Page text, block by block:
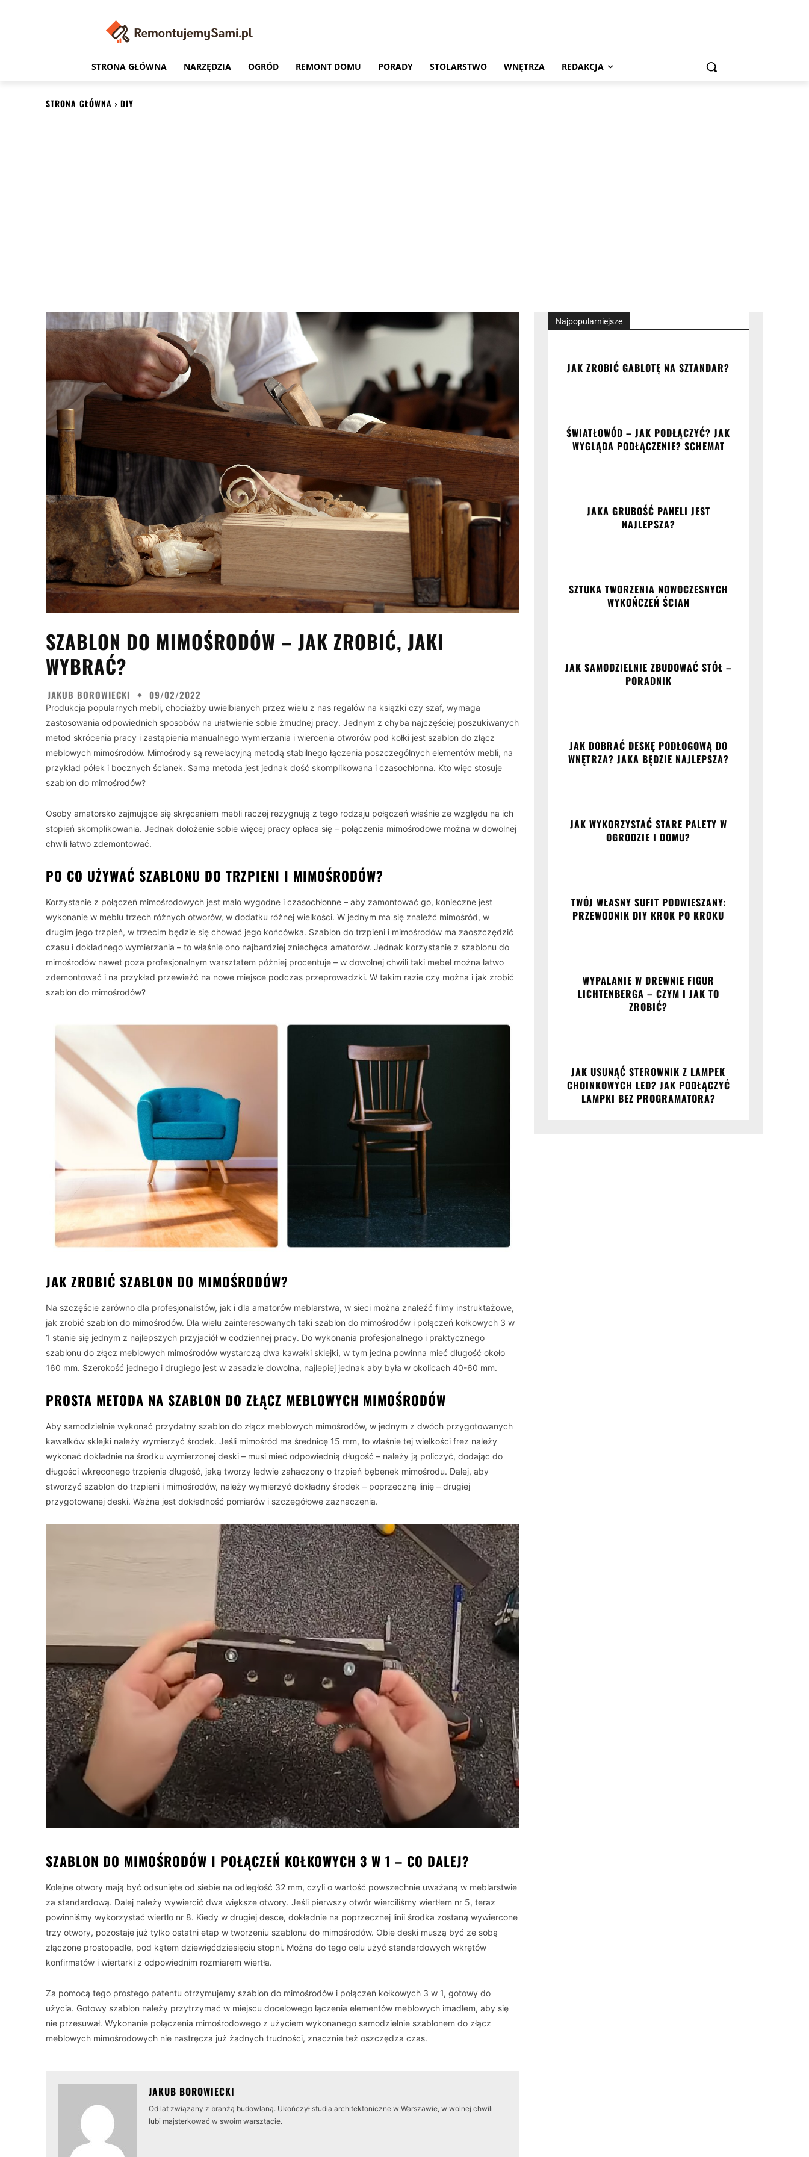
STRONA GŁÓWNA NARZĘDZIA OGRÓD REMONT DOMU PORADY STOLARSTWO WNĘTRZA REDAKCJA
STRONA GŁÓWNA DIY
SZABLON DO MIMOŚRODÓW – JAK ZROBIĆ, JAKI
WYBRAĆ?
JAKUB BOROWIECKI 09/02/2022
Produkcja popularnych mebli, chociażby uwielbianych przez wielu z nas regałów na książki czy szaf, wymaga
zastosowania odpowiednich sposobów na ułatwienie sobie żmudnej pracy. Jednym z chyba najczęściej poszukiwanych
metod skrócenia pracy i zastąpienia manualnego wymierzania i wiercenia otworów pod kołki jest szablon do złącz
meblowych mimośrodów. Mimośrody są rewelacyjną metodą stabilnego łączenia poszczególnych elementów mebli, na
przykład półek i bocznych ścianek. Sama metoda jest jednak dość skomplikowana i czasochłonna. Kto więc stosuje
szablon do mimośrodów?
Osoby amatorsko zajmujące się skręcaniem mebli raczej rezygnują z tego rodzaju połączeń właśnie ze względu na ich
stopień skomplikowania. Jednak dołożenie sobie więcej pracy opłaca się – połączenia mimośrodowe można w dowolnej
chwili łatwo zdemontować.
PO CO UŻYWAĆ SZABLONU DO TRZPIENI I MIMOŚRODÓW?
Korzystanie z połączeń mimośrodowych jest mało wygodne i czasochłonne – aby zamontować go, konieczne jest
wykonanie w meblu trzech różnych otworów, w dodatku różnej wielkości. W jednym ma się znaleźć mimośród, w
drugim jego trzpień, w trzecim będzie się chować jego końcówka. Szablon do trzpieni i mimośrodów ma zaoszczędzić
czasu i dokładnego wymierzania – to właśnie ono najbardziej zniechęca amatorów. Jednak korzystanie z szablonu do
mimośrodów nawet poza profesjonalnym warsztatem później procentuje – w dowolnej chwili taki mebel można łatwo
zdemontować i na przykład przewieźć na nowe miejsce podczas przeprowadzki. W takim razie czy można i jak zrobić
szablon do mimośrodów?
JAK ZROBIĆ SZABLON DO MIMOŚRODÓW?
Na szczęście zarówno dla profesjonalistów, jak i dla amatorów meblarstwa, w sieci można znaleźć filmy instruktażowe,
jak zrobić szablon do mimośrodów. Dla wielu zainteresowanych taki szablon do mimośrodów i połączeń kołkowych 3 w
1 stanie się jednym z najlepszych przyjaciół w codziennej pracy. Do wykonania profesjonalnego i praktycznego
szablonu do złącz meblowych mimośrodów wystarczą dwa kawałki sklejki, w tym jedna powinna mieć długość około
160 mm. Szerokość jednego i drugiego jest w zasadzie dowolna, najlepiej jednak aby była w okolicach 40-60 mm.
PROSTA METODA NA SZABLON DO ZŁĄCZ MEBLOWYCH MIMOŚRODÓW
Aby samodzielnie wykonać przydatny szablon do złącz meblowych mimośrodów, w jednym z dwóch przygotowanych
kawałków sklejki należy wymierzyć środek. Jeśli mimośród ma średnicę 15 mm, to właśnie tej wielkości frez należy
wykonać dokładnie na środku wymierzonej deski – musi mieć odpowiednią długość – należy ją policzyć, dodając do
długości wkręconego trzpienia długość, jaką tworzy ledwie zahaczony o trzpień bębenek mimośrodu. Dalej, aby
stworzyć szablon do trzpieni i mimośrodów, należy wymierzyć dokładny środek – poprzeczną linię – drugiej
przygotowanej deski. Ważna jest dokładność pomiarów i szczegółowe zaznaczenia.
SZABLON DO MIMOŚRODÓW I POŁĄCZEŃ KOŁKOWYCH 3 W 1 – CO DALEJ?
Kolejne otwory mają być odsunięte od siebie na odległość 32 mm, czyli o wartość powszechnie uważaną w meblarstwie
za standardową. Dalej należy wywiercić dwa większe otwory. Jeśli pierwszy otwór wierciliśmy wiertłem nr 5, teraz
powinniśmy wykorzystać wiertło nr 8. Kiedy w drugiej desce, dokładnie na poprzecznej linii środka zostaną wywiercone
trzy otwory, pozostaje już tylko ostatni etap w tworzeniu szablonu do mimośrodów. Obie deski muszą być ze sobą
złączone prostopadle, pod kątem dziewięćdziesięciu stopni. Można do tego celu użyć standardowych wkrętów
konfirmatów i wiertarki z odpowiednim rozmiarem wiertła.
Za pomocą tego prostego patentu otrzymujemy szablon do mimośrodów i połączeń kołkowych 3 w 1, gotowy do
użycia. Gotowy szablon należy przytrzymać w miejscu docelowego łączenia elementów meblowych imadłem, aby się
nie przesuwał. Wykonanie połączenia mimośrodowego z użyciem wykonanego samodzielnie szablonem do złącz
meblowych mimośrodowych nie nastręcza już żadnych trudności, znacznie też oszczędza czas.
JAKUB BOROWIECKI
Od lat związany z branżą budowlaną. Ukończył studia architektoniczne w Warszawie, w wolnej chwili
lubi majsterkować w swoim warsztacie.
Najpopularniejsze
JAK ZROBIĆ GABLOTĘ NA SZTANDAR?
ŚWIATŁOWÓD – JAK PODŁĄCZYĆ? JAK
WYGLĄDA PODŁĄCZENIE? SCHEMAT
JAKA GRUBOŚĆ PANELI JEST
NAJLEPSZA?
SZTUKA TWORZENIA NOWOCZESNYCH
WYKOŃCZEŃ ŚCIAN
JAK SAMODZIELNIE ZBUDOWAĆ STÓŁ –
PORADNIK
​JAK DOBRAĆ DESKĘ PODŁOGOWĄ DO
WNĘTRZA? JAKA BĘDZIE NAJLEPSZA?
JAK WYKORZYSTAĆ STARE PALETY W
OGRODZIE I DOMU?
TWÓJ WŁASNY SUFIT PODWIESZANY:
PRZEWODNIK DIY KROK PO KROKU
WYPALANIE W DREWNIE FIGUR
LICHTENBERGA – CZYM I JAK TO
ZROBIĆ?
JAK USUNĄĆ STEROWNIK Z LAMPEK
CHOINKOWYCH LED? JAK PODŁĄCZYĆ
LAMPKI BEZ PROGRAMATORA?